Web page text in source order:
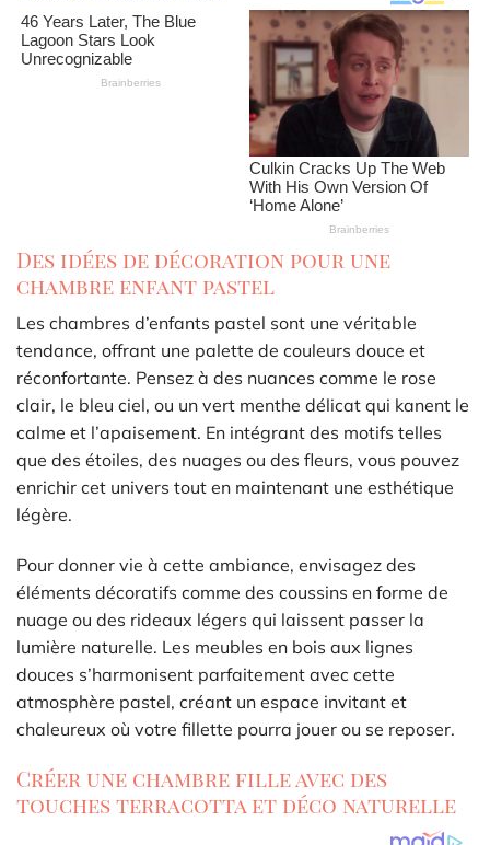
Des idées de décoration pour une
chambre enfant pastel
Les chambres d’enfants pastel sont une véritable
tendance, offrant une palette de couleurs douce et
réconfortante. Pensez à des nuances comme le rose
clair, le bleu ciel, ou un vert menthe délicat qui kanent le
calme et l’apaisement. En intégrant des motifs telles
que des étoiles, des nuages ou des fleurs, vous pouvez
enrichir cet univers tout en maintenant une esthétique
légère.
Pour donner vie à cette ambiance, envisagez des
éléments décoratifs comme des coussins en forme de
nuage ou des rideaux légers qui laissent passer la
lumière naturelle. Les meubles en bois aux lignes
douces s’harmonisent parfaitement avec cette
atmosphère pastel, créant un espace invitant et
chaleureux où votre fillette pourra jouer ou se reposer.
Créer une chambre fille avec des
touches terracotta et déco naturelle